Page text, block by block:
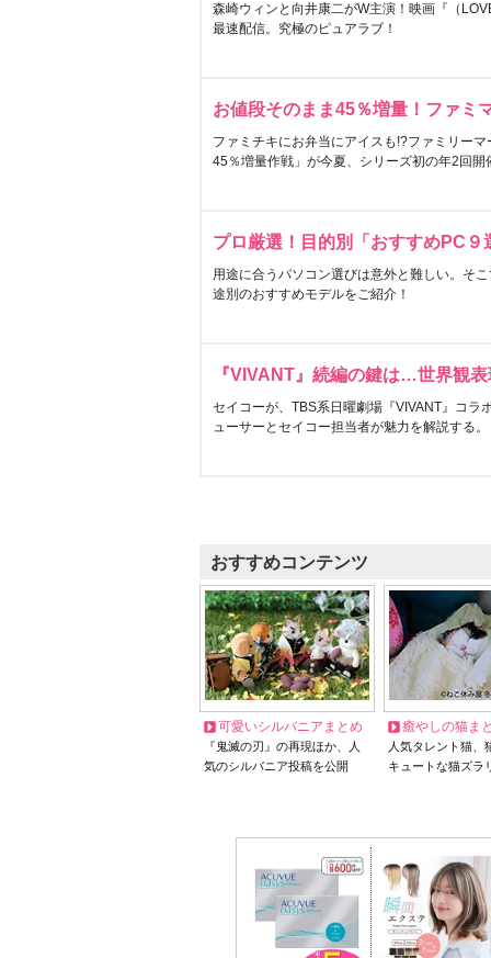
森崎ウィンと向井康二がW主演！映画『（
最速配信。究極のピュアラブ！
お値段そのまま45％増量！ファミ
ファミチキにお弁当にアイスも!?ファミリー
45％増量作戦」が今夏、シリーズ初の年2回開
プロ厳選！目的別「おすすめPC９
用途に合うパソコン選びは意外と難しい。そ
途別のおすすめモデルをご紹介！
『VIVANT』続編の鍵は…世界観
セイコーが、TBS系日曜劇場『VIVANT』コラ
ューサーとセイコー担当者が魅力を解説する。
おすすめコンテンツ
可愛いシルバニアまとめ
『鬼滅の刃』の再現ほか、人
気のシルバニア投稿を公開
癒やしの猫ま
人気タレント猫
キュートな猫ズラ